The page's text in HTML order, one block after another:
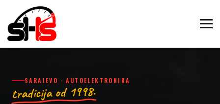
SARAJEVO · AUTOELEKTRONIKA
tradicija od 1998.